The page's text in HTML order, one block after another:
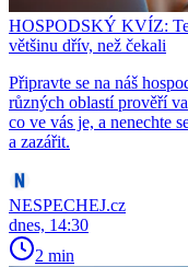
HOSPODSKÝ KVÍZ:
většinu dřív, než čekali
Připravte se na náš
různých oblastí prověří
co ve vás je, a nenechte
a zazářit.
NESPECHEJ.cz
dnes, 14:30
2 min